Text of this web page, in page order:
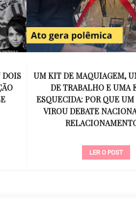
APÓS O SUCESSO DE
ENCONTRAR, NETFLIX
DE MYRON BOLITAR, O
MAIS ICÔNICO DE